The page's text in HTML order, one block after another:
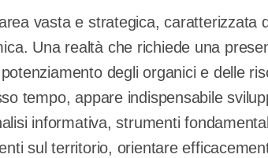
vasta e strategica, caratterizzata
Una realtà che richiede una
degli organici e delle
tempo, appare indispensabile
informativa, strumenti
sul territorio, orientare